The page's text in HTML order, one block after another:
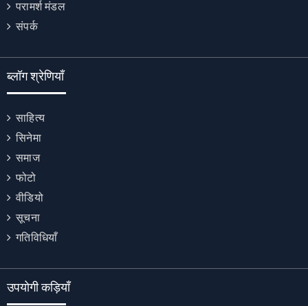
परामर्श मंडल
संपर्क
ब्लॉग श्रेणियाँ
साहित्य
सिनेमा
समाज
फोटो
वीडियो
सूचना
गतिविधियाँ
उपयोगी कड़ियाँ